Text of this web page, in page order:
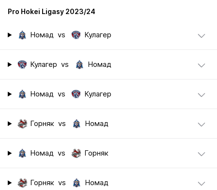
Pro Hokei Ligasy 2023/24
Номад vs Кулагер
Кулагер vs Номад
Номад vs Кулагер
Горняк vs Номад
Номад vs Горняк
Горняк vs Номад